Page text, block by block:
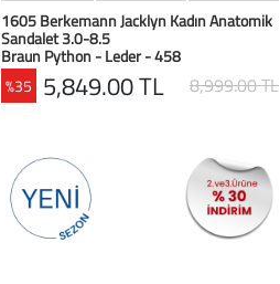
HIZLI BAK Favorilerim
1605 Berkemann Jacklyn Kadın Anatomik
Sandalet 3.0-8.5
Braun Python - Leder - 458
%35 5,849.00 TL 8,999.00 TL